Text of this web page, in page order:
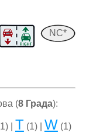
NC*
(8 Града):
| T (1) | W (1)